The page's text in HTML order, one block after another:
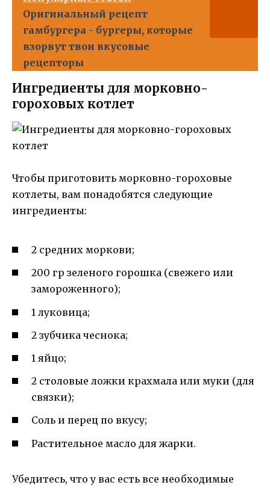
Оригинальный рецепт
гамбургера - бургеры, которые
взорвут твои вкусовые
рецепторы
Ингредиенты для морковно-
гороховых котлет
Чтобы приготовить морковно-гороховые
котлеты, вам понадобятся следующие
ингредиенты:
2 средних моркови;
200 гр зеленого горошка (свежего или
замороженного);
1 луковица;
2 зубчика чеснока;
1 яйцо;
2 столовые ложки крахмала или муки (для
связки);
Соль и перец по вкусу;
Растительное масло для жарки.
Убедитесь, что у вас есть все необходимые